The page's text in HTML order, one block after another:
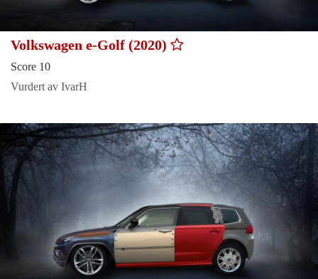
Volkswagen e-Golf (2020)
Score 10
Vurdert av IvarH